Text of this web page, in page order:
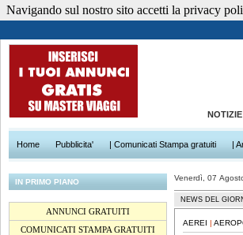
Home Pubblicita' | Comunicati Stampa gratuiti |
IN PRIMO PIANO
ANNUNCI GRATUITI
COMUNICATI STAMPA GRATUITI
Venerdì, 07
NEWS DEL
AEREI |
Navigando sul nostro sito accetti la privacy